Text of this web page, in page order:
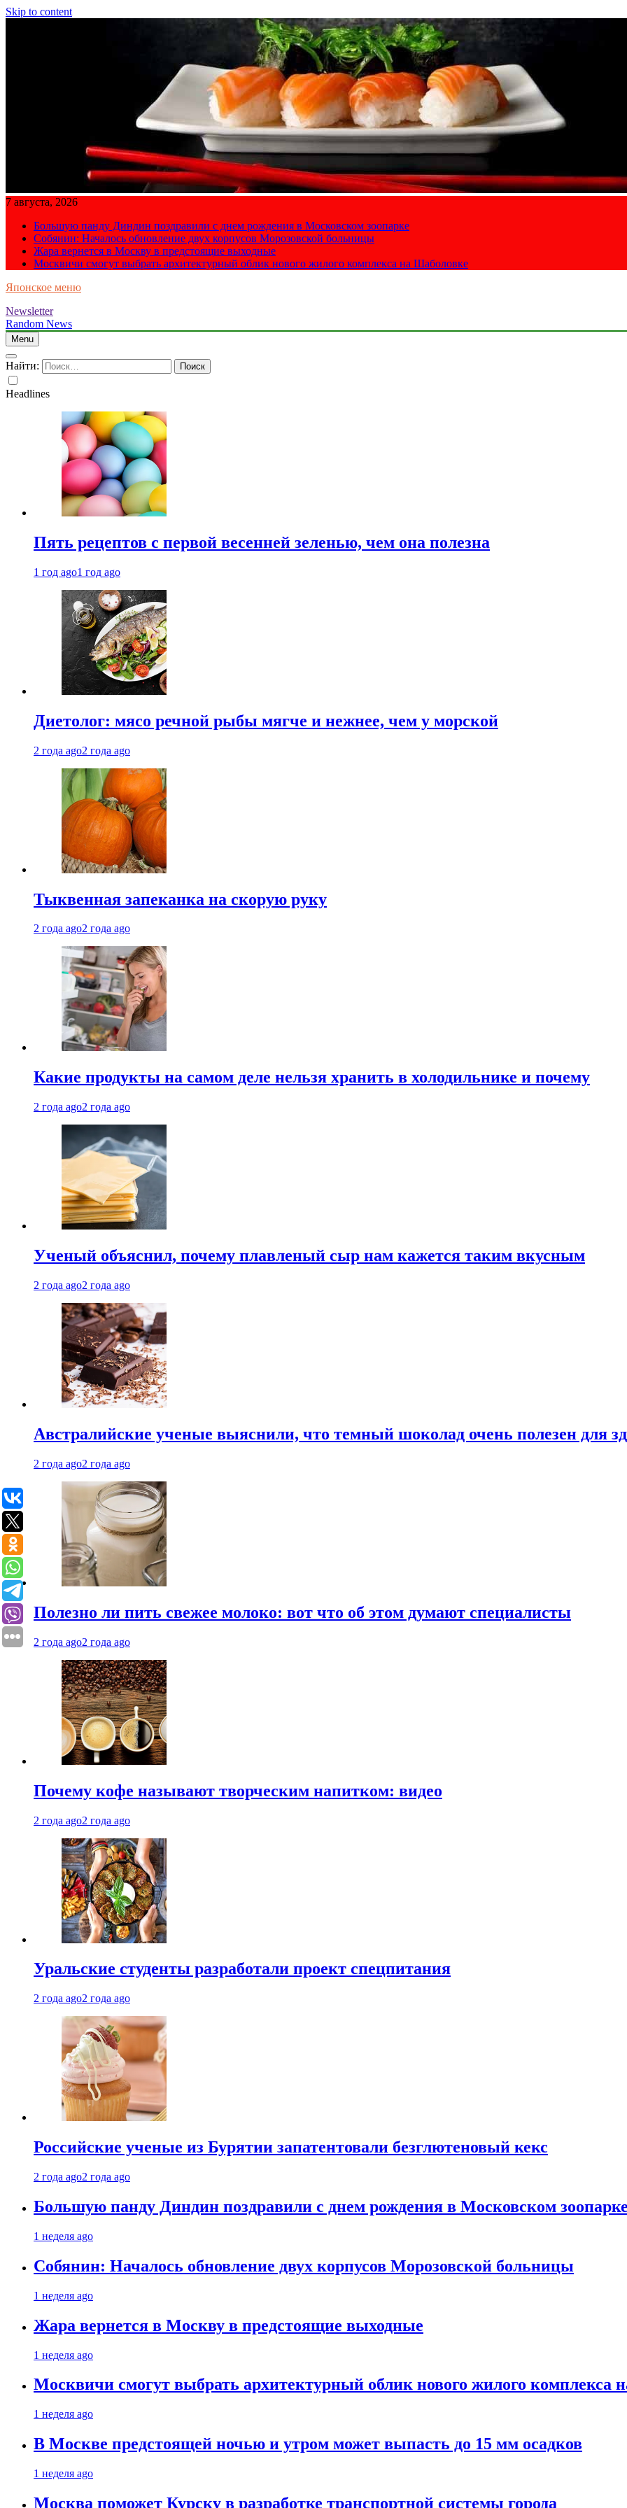
Skip to content
7 августа, 2026
Большую панду Диндин поздравили с днем рождения в Московском зоопарке
Собянин: Началось обновление двух корпусов Морозовской больницы
Жара вернется в Москву в предстоящие выходные
Москвичи смогут выбрать архитектурный облик нового жилого комплекса на Шаболовке
Японское меню
Newsletter
Random News
Menu
Найти:
Headlines
Пять рецептов с первой весенней зеленью, чем она полезна
1 год ago1 год ago
Диетолог: мясо речной рыбы мягче и нежнее, чем у морской
2 года ago2 года ago
Тыквенная запеканка на скорую руку
2 года ago2 года ago
Какие продукты на самом деле нельзя хранить в холодильнике и почему
2 года ago2 года ago
Ученый объяснил, почему плавленый сыр нам кажется таким вкусным
2 года ago2 года ago
Австралийские ученые выяснили, что темный шоколад очень полезен для
2 года ago2 года ago
Полезно ли пить свежее молоко: вот что об этом думают специалисты
2 года ago2 года ago
Почему кофе называют творческим напитком: видео
2 года ago2 года ago
Уральские студенты разработали проект спецпитания
2 года ago2 года ago
Российские ученые из Бурятии запатентовали безглютеновый кекс
2 года ago2 года ago
Большую панду Диндин поздравили с днем рождения в Московском зоопарке
1 неделя ago
Собянин: Началось обновление двух корпусов Морозовской больницы
1 неделя ago
Жара вернется в Москву в предстоящие выходные
1 неделя ago
Москвичи смогут выбрать архитектурный облик нового жилого комплекса
1 неделя ago
В Москве предстоящей ночью и утром может выпасть до 15 мм осадков
1 неделя ago
Москва поможет Курску в разработке транспортной системы города